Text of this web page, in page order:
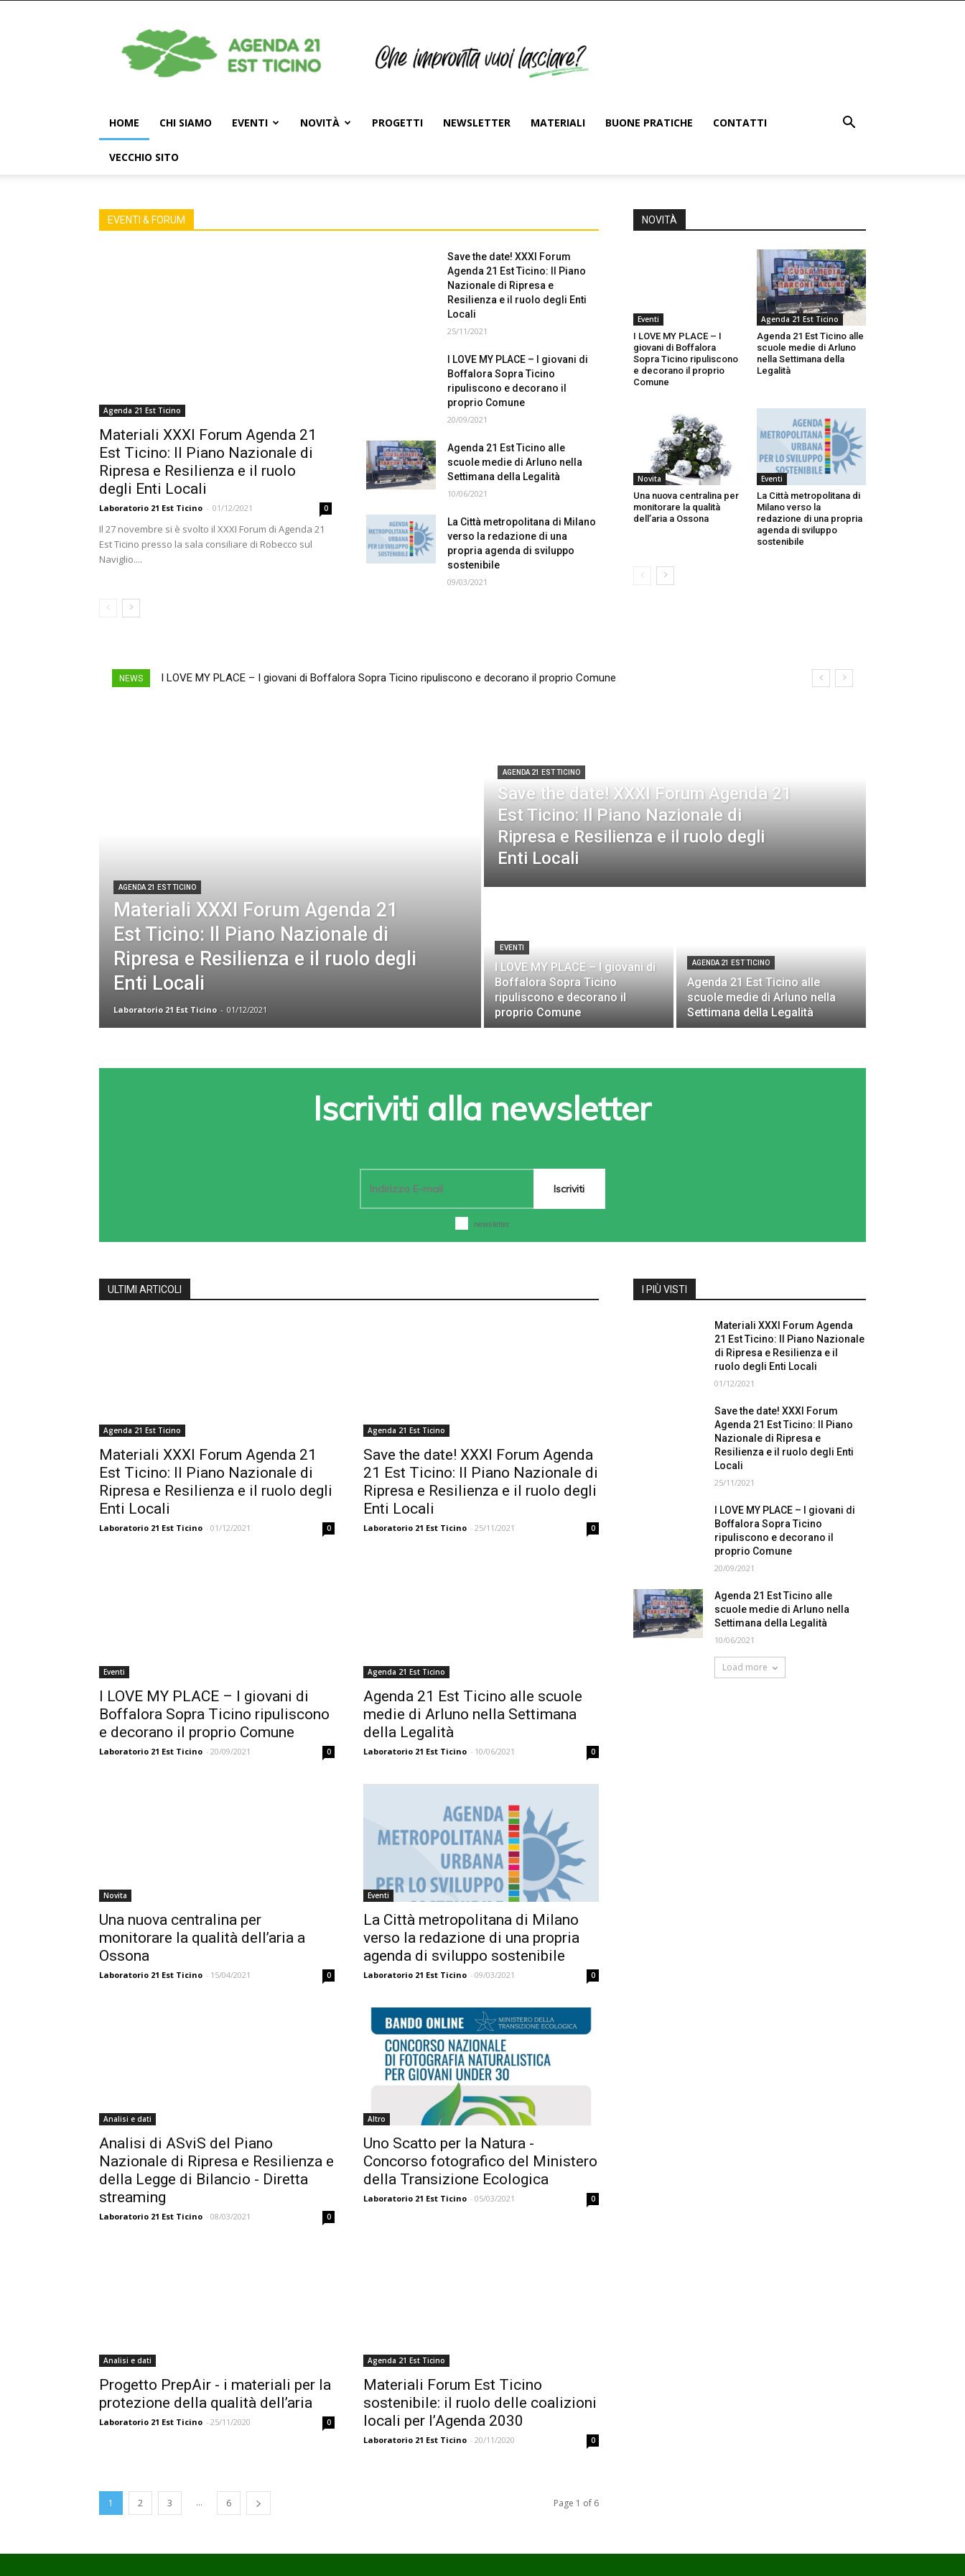
21
Est
Ticino
HOME CHI SIAMO EVENTI NOVITÀ PROGETTI NEWSLETTER MATERIALI BUONE PRATICHE CONTATTI
VECCHIO SITO
EVENTI & FORUM
Agenda 21 Est Ticino
Materiali XXXI Forum Agenda 21
Est Ticino: Il Piano Nazionale di
Ripresa e Resilienza e il ruolo
degli Enti Locali
Laboratorio 21 Est Ticino - 01/12/2021 0
Il 27 novembre si è svolto il XXXI Forum di Agenda 21
Est Ticino presso la sala consiliare di Robecco sul
Naviglio....
Save the date! XXXI Forum
Agenda 21 Est Ticino: Il Piano
Nazionale di Ripresa e
Resilienza e il ruolo degli Enti
Locali
25/11/2021
I LOVE MY PLACE – I giovani di
Boffalora Sopra Ticino
ripuliscono e decorano il
proprio Comune
20/09/2021
Agenda 21 Est Ticino alle
scuole medie di Arluno nella
Settimana della Legalità
10/06/2021
La Città metropolitana di Milano
verso la redazione di una
propria agenda di sviluppo
sostenibile
09/03/2021
NOVITÀ
Eventi
I LOVE MY PLACE – I
giovani di Boffalora
Sopra Ticino ripuliscono
e decorano il proprio
Comune
Agenda 21 Est Ticino
Agenda 21 Est Ticino alle
scuole medie di Arluno
nella Settimana della
Legalità
Novita
Una nuova centralina per
monitorare la qualità
dell’aria a Ossona
Eventi
La Città metropolitana di
Milano verso la
redazione di una propria
agenda di sviluppo
sostenibile
NEWS Materiali XXXI Forum Agenda 21 Est Ticino: Il Piano Nazionale di Ripresa e Resilienza e il ruolo degli Enti Locali
I LOVE MY PLACE – I giovani di Boffalora Sopra Ticino ripuliscono e decorano il proprio Comune
AGENDA 21 EST TICINO
Materiali XXXI Forum Agenda 21
Est Ticino: Il Piano Nazionale di
Ripresa e Resilienza e il ruolo degli
Enti Locali
Laboratorio 21 Est Ticino - 01/12/2021
AGENDA 21 EST TICINO
Save the date! XXXI Forum Agenda 21
Est Ticino: Il Piano Nazionale di
Ripresa e Resilienza e il ruolo degli
Enti Locali
EVENTI
I LOVE MY PLACE – I giovani di
Boffalora Sopra Ticino
ripuliscono e decorano il
proprio Comune
AGENDA 21 EST TICINO
Agenda 21 Est Ticino alle
scuole medie di Arluno nella
Settimana della Legalità
Iscriviti alla newsletter
Iscriviti
newsletter
ULTIMI ARTICOLI
Agenda 21 Est Ticino
Materiali XXXI Forum Agenda 21
Est Ticino: Il Piano Nazionale di
Ripresa e Resilienza e il ruolo degli
Enti Locali
Laboratorio 21 Est Ticino - 01/12/2021 0
Agenda 21 Est Ticino
Save the date! XXXI Forum Agenda
21 Est Ticino: Il Piano Nazionale di
Ripresa e Resilienza e il ruolo degli
Enti Locali
Laboratorio 21 Est Ticino - 25/11/2021 0
Eventi
I LOVE MY PLACE – I giovani di
Boffalora Sopra Ticino ripuliscono
e decorano il proprio Comune
Laboratorio 21 Est Ticino - 20/09/2021 0
Agenda 21 Est Ticino
Agenda 21 Est Ticino alle scuole
medie di Arluno nella Settimana
della Legalità
Laboratorio 21 Est Ticino - 10/06/2021 0
Novita
Una nuova centralina per
monitorare la qualità dell’aria a
Ossona
Laboratorio 21 Est Ticino - 15/04/2021 0
Eventi
La Città metropolitana di Milano
verso la redazione di una propria
agenda di sviluppo sostenibile
Laboratorio 21 Est Ticino - 09/03/2021 0
Analisi e dati
Analisi di ASviS del Piano
Nazionale di Ripresa e Resilienza e
della Legge di Bilancio - Diretta
streaming
Laboratorio 21 Est Ticino - 08/03/2021 0
Altro
Uno Scatto per la Natura -
Concorso fotografico del Ministero
della Transizione Ecologica
Laboratorio 21 Est Ticino - 05/03/2021 0
Analisi e dati
Progetto PrepAir - i materiali per la
protezione della qualità dell’aria
Laboratorio 21 Est Ticino - 25/11/2020 0
Agenda 21 Est Ticino
Materiali Forum Est Ticino
sostenibile: il ruolo delle coalizioni
locali per l’Agenda 2030
Laboratorio 21 Est Ticino - 20/11/2020 0
1 2 3 ... 6 Page 1 of 6
I PIÙ VISTI
Materiali XXXI Forum Agenda
21 Est Ticino: Il Piano Nazionale
di Ripresa e Resilienza e il
ruolo degli Enti Locali
01/12/2021
Save the date! XXXI Forum
Agenda 21 Est Ticino: Il Piano
Nazionale di Ripresa e
Resilienza e il ruolo degli Enti
Locali
25/11/2021
I LOVE MY PLACE – I giovani di
Boffalora Sopra Ticino
ripuliscono e decorano il
proprio Comune
20/09/2021
Agenda 21 Est Ticino alle
scuole medie di Arluno nella
Settimana della Legalità
10/06/2021
Load more